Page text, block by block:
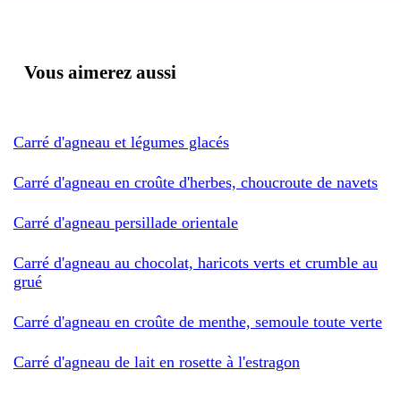
Vous aimerez aussi
Carré d'agneau et légumes glacés
Carré d'agneau en croûte d'herbes, choucroute de navets
Carré d'agneau persillade orientale
Carré d'agneau au chocolat, haricots verts et crumble au
grué
Carré d'agneau en croûte de menthe, semoule toute verte
Carré d'agneau de lait en rosette à l'estragon